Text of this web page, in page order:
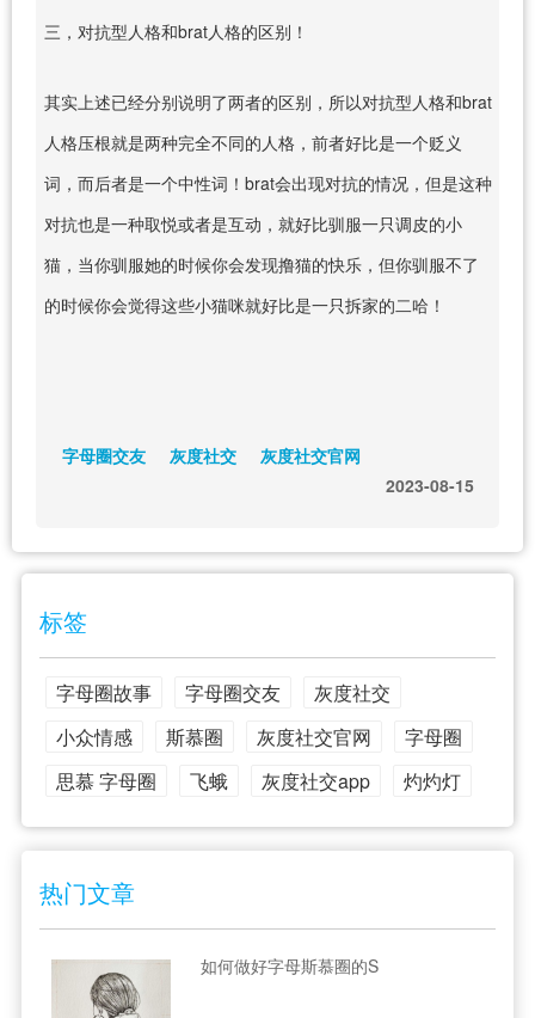
三，对抗型人格和brat人格的区别！
其实上述已经分别说明了两者的区别，所以对抗型人格和brat
人格压根就是两种完全不同的人格，前者好比是一个贬义
词，而后者是一个中性词！brat会出现对抗的情况，但是这种
对抗也是一种取悦或者是互动，就好比驯服一只调皮的小
猫，当你驯服她的时候你会发现撸猫的快乐，但你驯服不了
的时候你会觉得这些小猫咪就好比是一只拆家的二哈！
字母圈交友 灰度社交
灰度社交官网
2023-08-15
标签
字母圈故事 字母圈交友
灰度社交
小众情感
斯慕圈 灰度社交官网
字母圈
思慕 字母圈
飞蛾 灰度社交app 灼灼灯
热门文章
如何做好字母斯慕圈的S